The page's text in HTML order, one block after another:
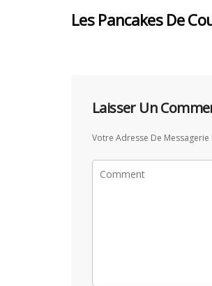
Les Pancakes De
Laisser Un
Votre Adresse De Messagerie